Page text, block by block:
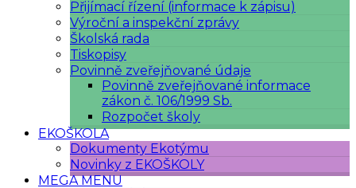
Přijímací řízení (informace k zápisu)
Výroční a inspekční zprávy
Školská rada
Tiskopisy
Povinně zveřejňované údaje
Povinně zveřejňované informace
zákon č. 106/1999 Sb.
Rozpočet školy
EKOŠKOLA
Dokumenty Ekotýmu
Novinky z EKOŠKOLY
MEGA MENU